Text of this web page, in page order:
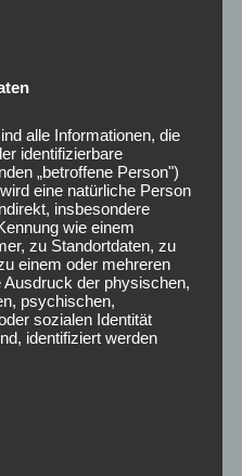
die Ware bitte
an
eine schützende
Originalverpackung nicht
mit einer geeigneten
Schutz vor
mangelhafter
als frankiertes Paket an
alle Informationen, die
identifizierbare
„betroffene Person")
eine natürliche Person
insbesondere
wie einem
zu Standortdaten, zu
einem oder mehreren
der physischen,
psychischen,
sozialen Identität
identifiziert werden